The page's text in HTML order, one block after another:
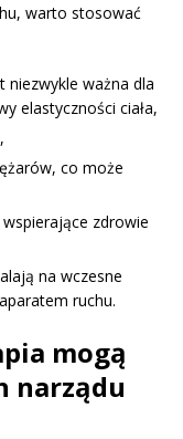
warto stosować
niezwykle ważna dla
elastyczności ciała,
co może
zdrowie
na wczesne
ruchu.
mogą
narządu